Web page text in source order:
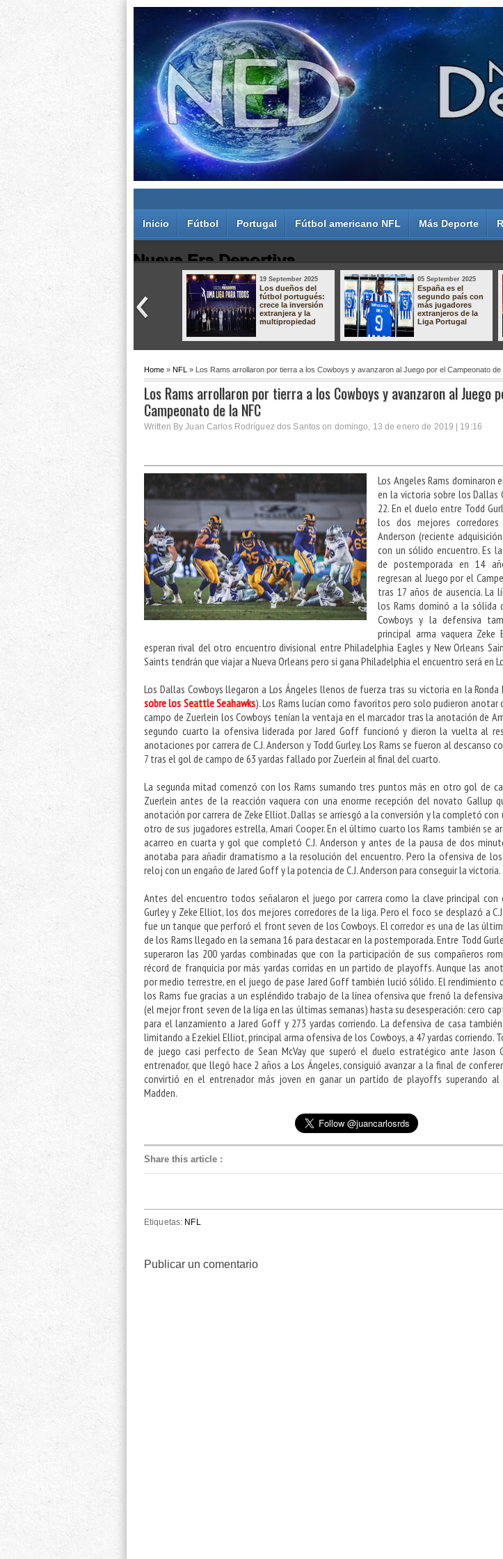
Inicio Fútbol Portugal Fútbol americano NFL Más Deporte
Nueva Era Deportiva
Juan Carlos Rodríguez dos Santos
19 September 2025
Los dueños del
fútbol portugués:
crece la inversión
extranjera y la
multipropiedad
05 September 2025
España es el
segundo país con
más jugadores
extranjeros de la
Liga Portugal
Home » NFL » Los Rams arrollaron por tierra a los Cowboys y avanzaron al Juego por el Campeonato de
Los Rams arrollaron por tierra a los Cowboys y avanzaron al Juego
Campeonato de la NFC
Written By Juan Carlos Rodríguez dos Santos on domingo, 13 de enero de 2019 | 19:16
Los Angeles Rams dominaron
en la victoria sobre los Dallas
22. En el duelo entre Todd
los dos mejores
Anderson (reciente
con un sólido encuentro. Es
de postemporada en 14
regresan al Juego por el
tras 17 años de ausencia. La
los Rams dominó a la sólida
Cowboys y la defensiva
principal arma vaquera Zeke
esperan rival del otro encuentro divisional entre Philadelphia Eagles y New Orleans
Saints tendrán que viajar a Nueva Orleans pero si gana Philadelphia el encuentro será en
Los Dallas Cowboys llegaron a Los Ángeles llenos de fuerza tras su victoria en la Ronda
sobre los Seattle Seahawks). Los Rams lucían como favoritos pero solo pudieron anotar
campo de Zuerlein los Cowboys tenían la ventaja en el marcador tras la anotación de
segundo cuarto la ofensiva liderada por Jared Goff funcionó y dieron la vuelta al
anotaciones por carrera de C.J. Anderson y Todd Gurley. Los Rams se fueron al descanso
7 tras el gol de campo de 63 yardas fallado por Zuerlein al final del cuarto.
La segunda mitad comenzó con los Rams sumando tres puntos más en otro gol de
Zuerlein antes de la reacción vaquera con una enorme recepción del novato Gallup
anotación por carrera de Zeke Elliot. Dallas se arriesgó a la conversión y la completó con
otro de sus jugadores estrella, Amari Cooper. En el último cuarto los Rams también se
acarreo en cuarta y gol que completó C.J. Anderson y antes de la pausa de dos
anotaba para añadir dramatismo a la resolución del encuentro. Pero la ofensiva de
reloj con un engaño de Jared Goff y la potencia de C.J. Anderson para conseguir la victoria.
Antes del encuentro todos señalaron el juego por carrera como la clave principal
Gurley y Zeke Elliot, los dos mejores corredores de la liga. Pero el foco se desplazó a
fue un tanque que perforó el front seven de los Cowboys. El corredor es una de las
de los Rams llegado en la semana 16 para destacar en la postemporada. Entre Todd
superaron las 200 yardas combinadas que con la participación de sus compañeros
récord de franquicia por más yardas corridas en un partido de playoffs. Aunque las
por medio terrestre, en el juego de pase Jared Goff también lució sólido. El rendimiento
los Rams fue gracias a un espléndido trabajo de la línea ofensiva que frenó la
(el mejor front seven de la liga en las últimas semanas) hasta su desesperación: cero
para el lanzamiento a Jared Goff y 273 yardas corriendo. La defensiva de casa
limitando a Ezekiel Elliot, principal arma ofensiva de los Cowboys, a 47 yardas corriendo.
de juego casi perfecto de Sean McVay que superó el duelo estratégico ante Jason
entrenador, que llegó hace 2 años a Los Ángeles, consiguió avanzar a la final de
convirtió en el entrenador más joven en ganar un partido de playoffs superando al
Madden.
Share this article :
Etiquetas: NFL
Publicar un comentario